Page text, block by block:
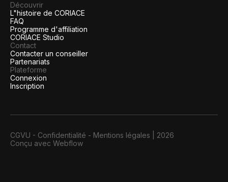
Découvrir
L"histoire de CORIACE
FAQ
Programme d'affiliation
CORIACE Studio
Contact
Contacter un conseiller
Partenariats
Plateforme
Connexion
Inscription
CGVU - Confidentialité - Mentions légales
2026
Conçu avec Webflow